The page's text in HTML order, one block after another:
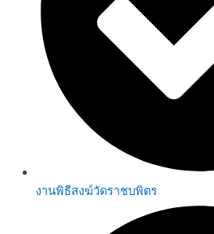
งานพิธีสงฆ์วัดราชบพิตร